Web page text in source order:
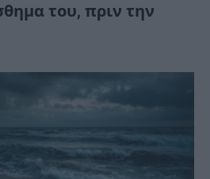
του, πριν την